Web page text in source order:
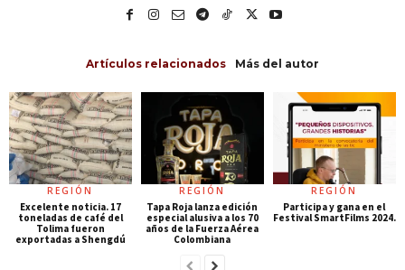
Artículos relacionados Más del autor
REGIÓN
Excelente noticia. 17
toneladas de café del
Tolima fueron
exportadas a Shengdú
REGIÓN
Tapa Roja lanza edición
especial alusiva a los 70
años de la Fuerza Aérea
Colombiana
REGIÓN
Participa y gana en el
Festival SmartFilms 2024.